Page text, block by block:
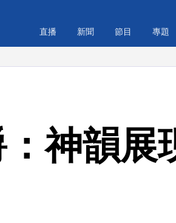
直播 新聞 節目 專題
神韻展